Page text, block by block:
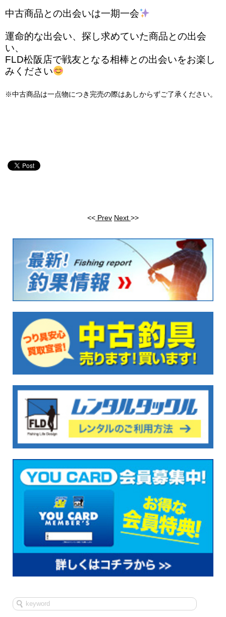
中古商品との出会いは一期一会
運命的な出会い、探し求めていた商品との出会
い、
FLD松阪店で戦友となる相棒との出会いをお楽し
みください
※中古商品は一点物につき完売の際はあしからずご了承ください。
<< Prev Next >>